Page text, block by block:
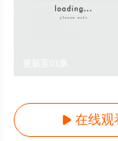
 在线观